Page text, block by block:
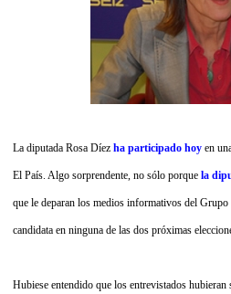
La diputada Rosa Díez ha participado hoy en
El País. Algo sorprendente, no sólo porque la
que le deparan los medios informativos del
candidata en ninguna de las dos próximas
Hubiese entendido que los entrevistados